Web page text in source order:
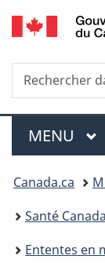
Rechercher
dans
Menu
MENU
Vous
êtes
ici :
Canada.ca
Santé Canada
Ententes en